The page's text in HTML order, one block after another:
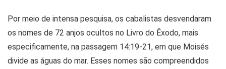
Por meio de intensa pesquisa, os cabalistas desvendaram
os nomes de 72 anjos ocultos no Livro do Êxodo, mais
especificamente, na passagem 14:19-21, em que Moisés
divide as águas do mar. Esses nomes são compreendidos